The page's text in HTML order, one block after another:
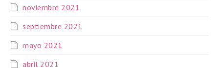
noviembre 2021
septiembre 2021
mayo 2021
abril 2021